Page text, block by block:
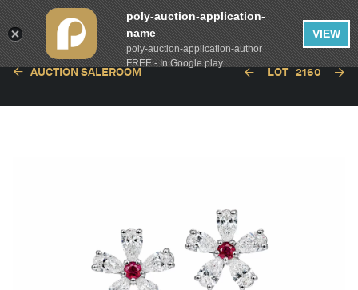
AUCTION SALEROOM LOT 2160
poly-auction-application-
name
poly-auction-application-author
FREE - In Google play
VIEW